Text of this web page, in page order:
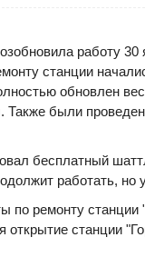
работу 30
станции
обновлен
Также были
бесплатный
работать, но
по ремонту станции
станции